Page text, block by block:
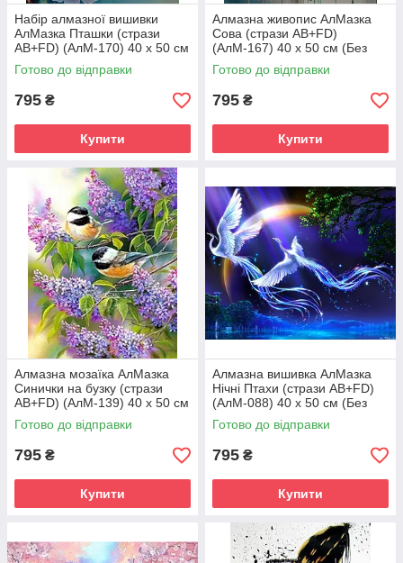
Набір алмазної вишивки
АлМазка Пташки (стрази
AB+FD) (АлМ-170) 40 х 50 см
(Без підрамника)
Готово до відправки
795 ₴
Купити
Алмазна живопис АлМазка
Сова (стрази AB+FD)
(АлМ-167) 40 х 50 см (Без
підрамника)
Готово до відправки
795 ₴
Купити
Алмазна мозаїка АлМазка
Синички на бузку (стрази
AB+FD) (АлМ-139) 40 х 50 см
(Без підрамника)
Готово до відправки
795 ₴
Купити
Алмазна вишивка АлМазка
Нічні Птахи (стрази AB+FD)
(АлМ-088) 40 х 50 см (Без
підрамника)
Готово до відправки
795 ₴
Купити